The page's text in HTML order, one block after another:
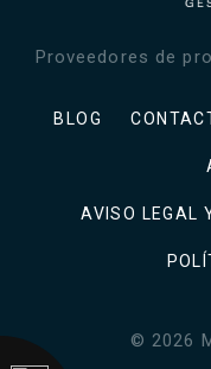
Proveedores de
BLOG
AVISO LEGAL
©2026